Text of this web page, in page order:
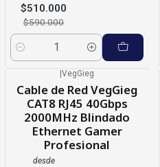
$510.000
$590.000
Cantidad
|VegGieg
Cable de Red VegGieg
CAT8 RJ45 40Gbps
2000MHz Blindado
Ethernet Gamer
Profesional
desde